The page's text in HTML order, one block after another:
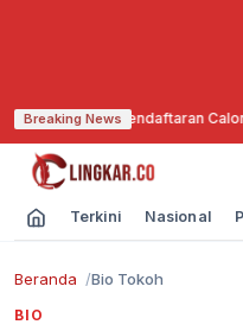
Breaking News
Mulai Buka Pendaftaran Calon
Terkini Nasional
Beranda Bio Tokoh
BIO